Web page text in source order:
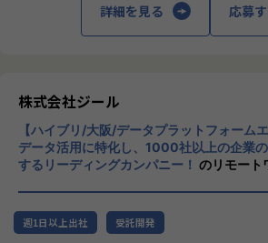
アサイン予定のチームについて
・テクニカルサポートチーム
・2022年に新規に立ち上げたプロジェクト
・組織拡大へ向けてチーム化を進めています
・幅広い年齢層や男女問わずエンジニアが
■Mission：専門性と技術力
ズに応えるため、私たちは「
ナルサービスの大衆化」をミ
掲げております。高い専門
力、深い経験から得られた
な分析力をハイクオリティ＆
供することで、企業の競争
ることを私たちは使命として
詳細を見る 応募
株式会社ジール
【ハイブリ/大阪/データプラットフォーム
データ活用に特化し、1000社以上の企業
するリーディングカンパニー！ のリモート
週1日以上出社 受託開発